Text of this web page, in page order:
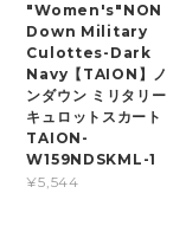
"Women's"NON
Down Military
Culottes-Dark
Navy【TAION】ノ
ンダウン ミリタリー
キュロットスカート
TAION-
W159NDSKML-1
¥5,544